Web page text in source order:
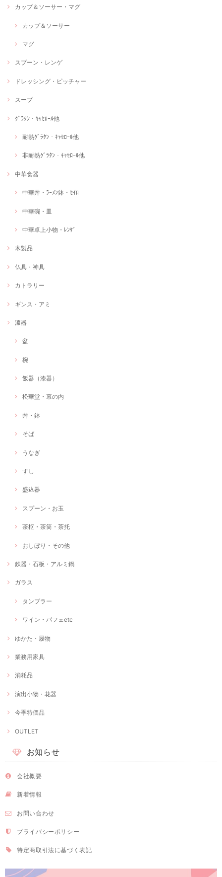
カップ＆ソーサー・マグ
カップ＆ソーサー
マグ
スプーン・レンゲ
ドレッシング・ピッチャー
スープ
ｸﾞﾗﾀﾝ・ｷｬｾﾛｰﾙ他
耐熱ｸﾞﾗﾀﾝ・ｷｬｾﾛｰﾙ他
非耐熱ｸﾞﾗﾀﾝ・ｷｬｾﾛｰﾙ他
中華食器
中華丼・ﾗｰﾒﾝ鉢・ｾｲﾛ
中華碗・皿
中華卓上小物・ﾚﾝｹﾞ
木製品
仏具・神具
カトラリー
ギンス・アミ
漆器
盆
椀
飯器（漆器）
松華堂・幕の内
丼・鉢
そば
うなぎ
すし
盛込器
スプーン・お玉
茶枢・茶筒・茶托
おしぼり・その他
鉄器・石板・アルミ鍋
ガラス
タンブラー
ワイン・パフェetc
ゆかた・履物
業務用家具
消耗品
演出小物・花器
今季特価品
OUTLET
お知らせ
会社概要
新着情報
お問い合わせ
プライバシーポリシー
特定商取引法に基づく表記